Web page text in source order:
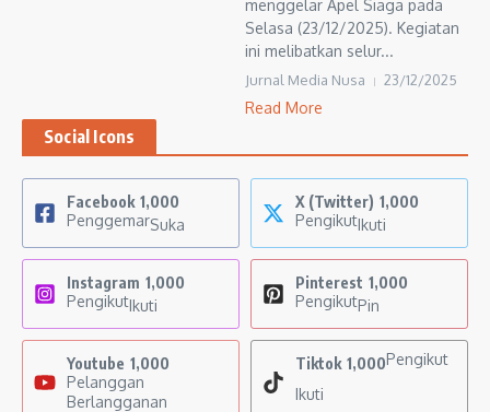
menggelar Apel Siaga pada
Selasa (23/12/2025). Kegiatan
ini melibatkan selur...
Jurnal Media Nusa 23/12/2025
Read More
Social Icons
Facebook 1,000
PenggemarSuka
X (Twitter) 1,000
PengikutIkuti
Instagram 1,000
PengikutIkuti
Pinterest 1,000
PengikutPin
Youtube 1,000
Pelanggan
Berlangganan
Tiktok 1,000Pengikut
Ikuti